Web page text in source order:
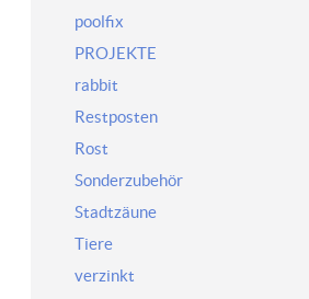
poolfix
PROJEKTE
rabbit
Restposten
Rost
Sonderzubehör
Stadtzäune
Tiere
verzinkt